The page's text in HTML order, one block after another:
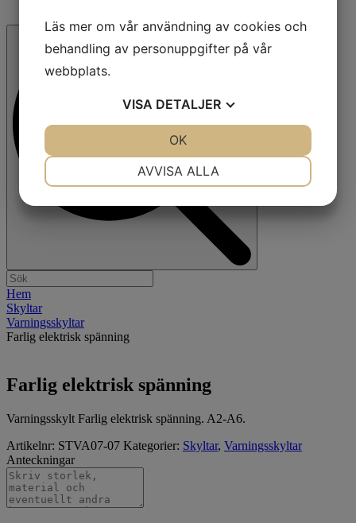
Hem
Skyltar
Varningsskyltar
Farlig elektrisk spänning
Farlig elektrisk spänning
Varningsskylt Farlig elektrisk spänning. A2-A6.
Artikelnr: STVA07-07 Kategorier: Skyltar, Varningsskyltar
Anteckningar
Läs mer om vår användning av cookies och
behandling av personuppgifter på vår
webbplats.
VISA DETALJER
MARKNADSFÖRING STATISTIK
AVVISA ALLA
OK